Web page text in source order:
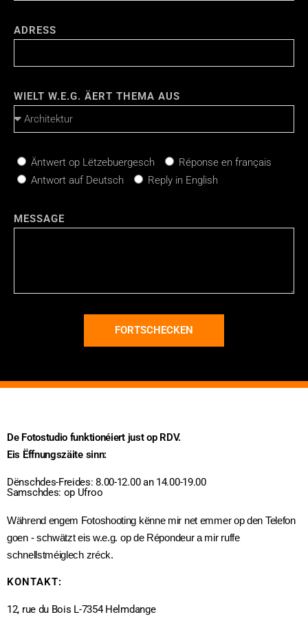
ADRESS
WIELT W.E.G. ÄERT THEMA AUS
Äntwert op Lëtzebuergesch
Réponse en français
Antwort auf Deutsch
Reply in English
MESSAGE
FORTSCHECKEN
De Fotostudio funktionéiert just op RDV.
Eis Ëffnungszäite sinn:
Dënschdes-Freides: 8.00-12.00 an 14.00-19.00
Samschdes: op Ufroo
Während engem Fotoshooting kënne mir net emmer op den Telefon
goen - schwätzt eis w.e.g. op de Répondeur a mir ruffe
schnellstméiglech zréck.
KONTAKT:
12, rue du Bois L-7354 Helmdange